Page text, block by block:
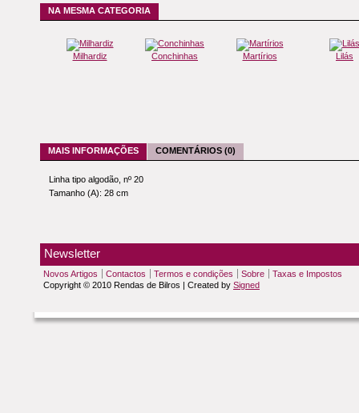
NA MESMA CATEGORIA
Milhardiz Conchinhas Martírios Lilás
MAIS INFORMAÇÕES COMENTÁRIOS (0)
Linha tipo algodão, nº 20
Tamanho (A): 28 cm
Newsletter
Novos Artigos Contactos Termos e condições Sobre
Taxas e Impostos
Copyright © 2010 Rendas de Bilros | Created by Signed